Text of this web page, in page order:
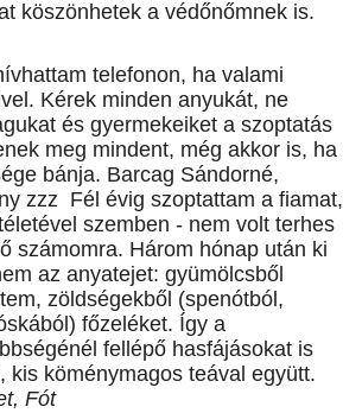
köszönhetek a védőnőmnek is.
telefonon, ha valami
Kérek minden anyukát, ne
és gyermekeiket a szoptatás
meg mindent, még akkor is, ha
bánja. Barcag Sándorné,
zzz Fél évig szoptattam a fiamat,
szemben - nem volt terhes
számomra. Három hónap után ki
az anyatejet: gyümölcsből
zöldségekből (spenótból,
főzeléket. Így a
fellépő hasfájásokat is
kis köménymagos teával együtt.
Fót